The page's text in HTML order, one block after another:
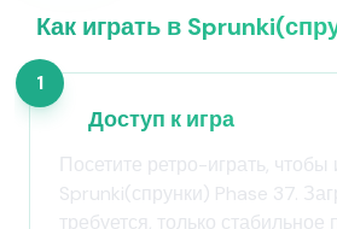
Как играть в
1
Доступ к игра
Посетите ретро-играть, чтобы
Sprunki(спрунки) Phase 37.
требуется, только стабильное